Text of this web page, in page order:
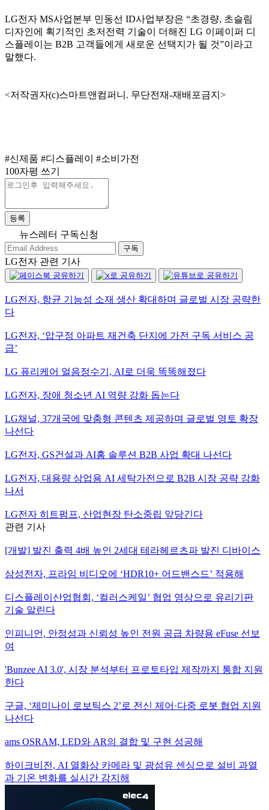
LG전자 MS사업본부 민동선 ID사업부장은 “초경량, 초슬림
디자인에 획기적인 초저전력 기술이 더해진 LG 이페이퍼 디
스플레이는 B2B 고객들에게 새로운 선택지가 될 것”이라고
말했다.
<저작권자(c)스마트앤컴퍼니. 무단전재-재배포금지>
#신제품 #디스플레이
#소비가전
100자평 쓰기
등록
뉴스레터 구독신청
구독
LG전자 관련 기사
LG전자, 항균 기능성 소재 생산 확대하며 글로벌 시장 공략한
다
LG전자, ‘압구정 아파트 재건축 단지에 가전 구독 서비스 공
급’
LG 퓨리케어 얼음정수기, AI로 더욱 똑똑해졌다
LG전자, 장애 청소년 AI 역량 강화 돕는다
LG채널, 37개국에 맞춤형 콘텐츠 제공하며 글로벌 영토 확장
나선다
LG전자, GS건설과 AI홈 솔루션 B2B 사업 확대 나선다
LG전자, 대용량 상업용 AI 세탁가전으로 B2B 시장 공략 강화
나서
LG전자 히트펌프, 산업현장 탄소중립 앞당긴다
관련 기사
[개발] 발진 출력 4배 높인 2세대 테라헤르츠파 발진 디바이스
삼성전자, 프라임 비디오에 ‘HDR10+ 어드밴스드’ 적용해
디스플레이산업협회, ‘컬러스케일’ 협업 영상으로 유리기판
기술 알린다
인피니언, 안정성과 신뢰성 높인 전원 공급 차량용 eFuse 선보
여
'Bunzee AI 3.0', 시장 분석부터 프로토타입 제작까지 통합 지원
한다
구글, ‘제미나이 로보틱스 2’로 전신 제어·다중 로봇 협업 지원
나선다
ams OSRAM, LED와 AR의 결합 및 구현 성공해
하이크비전, AI 열화상 카메라 및 광섬유 센싱으로 설비 과열
과 기온 변화를 실시간 감지해